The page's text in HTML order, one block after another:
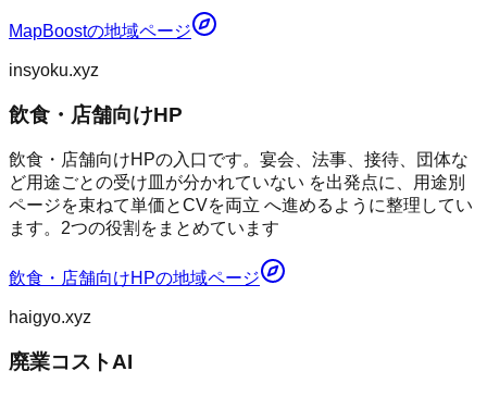
MapBoostの地域ページ
insyoku.xyz
飲食・店舗向けHP
飲食・店舗向けHPの入口です。宴会、法事、接待、団体な
ど用途ごとの受け皿が分かれていない を出発点に、用途別
ページを束ねて単価とCVを両立 へ進めるように整理してい
ます。2つの役割をまとめています
飲食・店舗向けHPの地域ページ
haigyo.xyz
廃業コストAI